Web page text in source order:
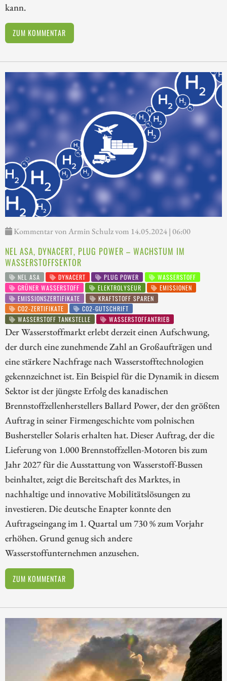
kann.
ZUM KOMMENTAR
Kommentar von Armin Schulz vom 14.05.2024 | 06:00
NEL ASA, DYNACERT, PLUG POWER – WACHSTUM IM
WASSERSTOFFSEKTOR
NEL ASA DYNACERT PLUG POWER
WASSERSTOFF
GRÜNER WASSERSTOFF
ELEKTROLYSEUR
EMISSIONEN
EMISSIONSZERTIFIKATE
KRAFTSTOFF SPAREN
CO2-ZERTIFIKATE
CO2-GUTSCHRIFT
WASSERSTOFF TANKSTELLE
WASSERSTOFFANTRIEB
Der Wasserstoffmarkt erlebt derzeit einen Aufschwung,
der durch eine zunehmende Zahl an Großaufträgen und
eine stärkere Nachfrage nach Wasserstofftechnologien
gekennzeichnet ist. Ein Beispiel für die Dynamik in diesem
Sektor ist der jüngste Erfolg des kanadischen
Brennstoffzellenherstellers Ballard Power, der den größten
Auftrag in seiner Firmengeschichte vom polnischen
Bushersteller Solaris erhalten hat. Dieser Auftrag, der die
Lieferung von 1.000 Brennstoffzellen-Motoren bis zum
Jahr 2027 für die Ausstattung von Wasserstoff-Bussen
beinhaltet, zeigt die Bereitschaft des Marktes, in
nachhaltige und innovative Mobilitätslösungen zu
investieren. Die deutsche Enapter konnte den
Auftragseingang im 1. Quartal um 730 % zum Vorjahr
erhöhen. Grund genug sich andere
Wasserstoffunternehmen anzusehen.
ZUM KOMMENTAR